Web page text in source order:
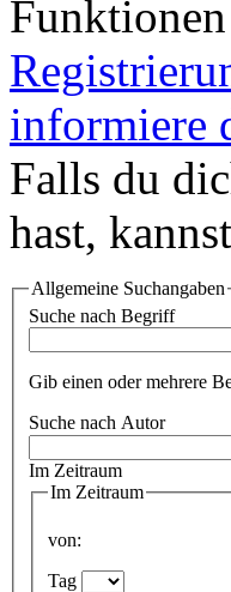
informiere
Falls du
hast,
Allgemeine Suchangaben
Suche nach Begriff
Gib einen oder mehrere
Suche nach Autor
Im Zeitraum
Im Zeitraum
von:
Tag